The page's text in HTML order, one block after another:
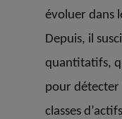
évoluer dans
Depuis, il
quantitatifs,
pour détecter
classes